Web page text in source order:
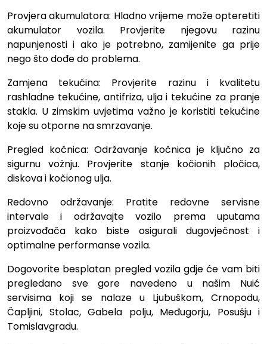
Provjera akumulatora: Hladno vrijeme može opteretiti
akumulator vozila. Provjerite njegovu razinu
napunjenosti i ako je potrebno, zamijenite ga prije
nego što dođe do problema.
Zamjena tekućina: Provjerite razinu i kvalitetu
rashladne tekućine, antifriza, ulja i tekućine za pranje
stakla. U zimskim uvjetima važno je koristiti tekućine
koje su otporne na smrzavanje.
Pregled kočnica: Održavanje kočnica je ključno za
sigurnu vožnju. Provjerite stanje kočionih pločica,
diskova i kočionog ulja.
Redovno održavanje: Pratite redovne servisne
intervale i održavajte vozilo prema uputama
proizvođača kako biste osigurali dugovječnost i
optimalne performanse vozila.
Dogovorite besplatan pregled vozila gdje će vam biti
pregledano sve gore navedeno u našim Nuić
servisima koji se nalaze u Ljubuškom, Crnopodu,
Čapljini, Stolac, Gabela polju, Međugorju, Posušju i
Tomislavgradu.